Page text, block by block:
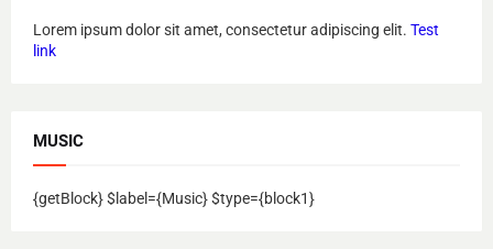
Lorem ipsum dolor sit amet, consectetur adipiscing elit. Test
link
MUSIC
{getBlock} $label={Music} $type={block1}